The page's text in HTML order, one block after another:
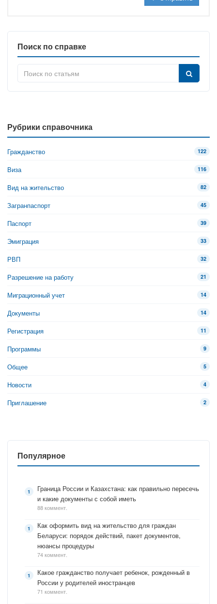
Поиск по справке
Рубрики справочника
Гражданство 122
Виза 116
Вид на жительство 82
Загранпаспорт 45
Паспорт 39
Эмиграция 33
РВП 32
Разрешение на работу 21
Миграционный учет 14
Документы 14
Регистрация 11
Программы 9
Общее 5
Новости 4
Приглашение 2
Популярное
Граница России и Казахстана: как правильно пересечь
и какие документы с собой иметь
88 коммент.
Как оформить вид на жительство для граждан
Беларуси: порядок действий, пакет документов,
нюансы процедуры
74 коммент.
Какое гражданство получает ребенок, рожденный в
России у родителей иностранцев
71 коммент.